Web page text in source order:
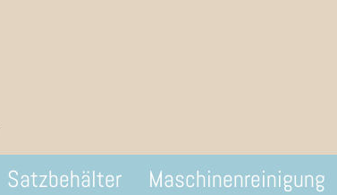
Satzbehälter Maschinenreinigung